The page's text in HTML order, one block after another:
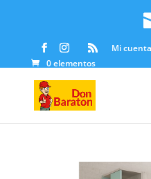
Mi cuenta
0 elementos